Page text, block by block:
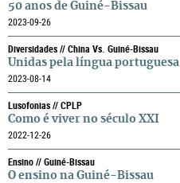
50 anos de Guiné-Bissau
2023-09-26
Diversidades // China Vs. Guiné-Bissau
Unidas pela língua portuguesa
2023-08-14
Lusofonias // CPLP
Como é viver no século XXI
2022-12-26
Ensino // Guiné-Bissau
O ensino na Guiné-Bissau